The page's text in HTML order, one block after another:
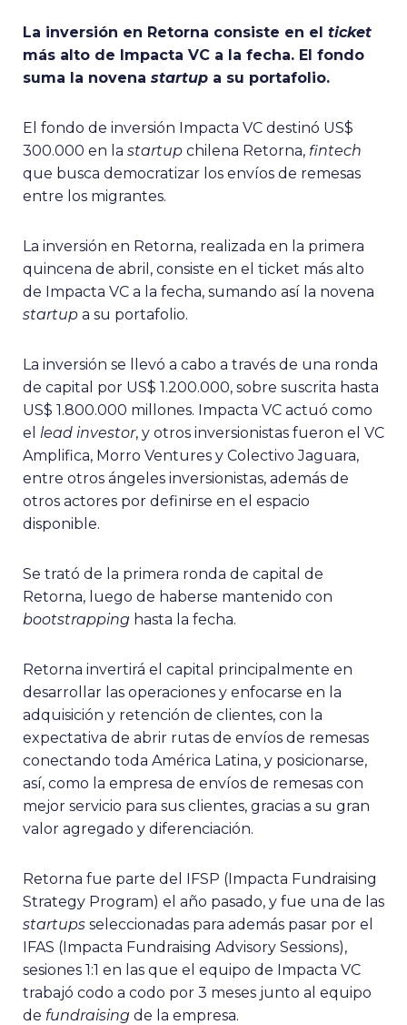
La inversión en Retorna consiste en el ticket
más alto de Impacta VC a la fecha. El fondo
suma la novena startup a su portafolio.
El fondo de inversión Impacta VC destinó US$
300.000 en la startup chilena Retorna, fintech
que busca democratizar los envíos de remesas
entre los migrantes.
La inversión en Retorna, realizada en la primera
quincena de abril, consiste en el ticket más alto
de Impacta VC a la fecha, sumando así la novena
startup a su portafolio.
La inversión se llevó a cabo a través de una ronda
de capital por US$ 1.200.000, sobre suscrita hasta
US$ 1.800.000 millones. Impacta VC actuó como
el lead investor, y otros inversionistas fueron el VC
Amplifica, Morro Ventures y Colectivo Jaguara,
entre otros ángeles inversionistas, además de
otros actores por definirse en el espacio
disponible.
Se trató de la primera ronda de capital de
Retorna, luego de haberse mantenido con
bootstrapping hasta la fecha.
Retorna invertirá el capital principalmente en
desarrollar las operaciones y enfocarse en la
adquisición y retención de clientes, con la
expectativa de abrir rutas de envíos de remesas
conectando toda América Latina, y posicionarse,
así, como la empresa de envíos de remesas con
mejor servicio para sus clientes, gracias a su gran
valor agregado y diferenciación.
Retorna fue parte del IFSP (Impacta Fundraising
Strategy Program) el año pasado, y fue una de las
startups seleccionadas para además pasar por el
IFAS (Impacta Fundraising Advisory Sessions),
sesiones 1:1 en las que el equipo de Impacta VC
trabajó codo a codo por 3 meses junto al equipo
de fundraising de la empresa.